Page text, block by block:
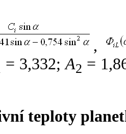
,
= 3,332;A2 =
teploty